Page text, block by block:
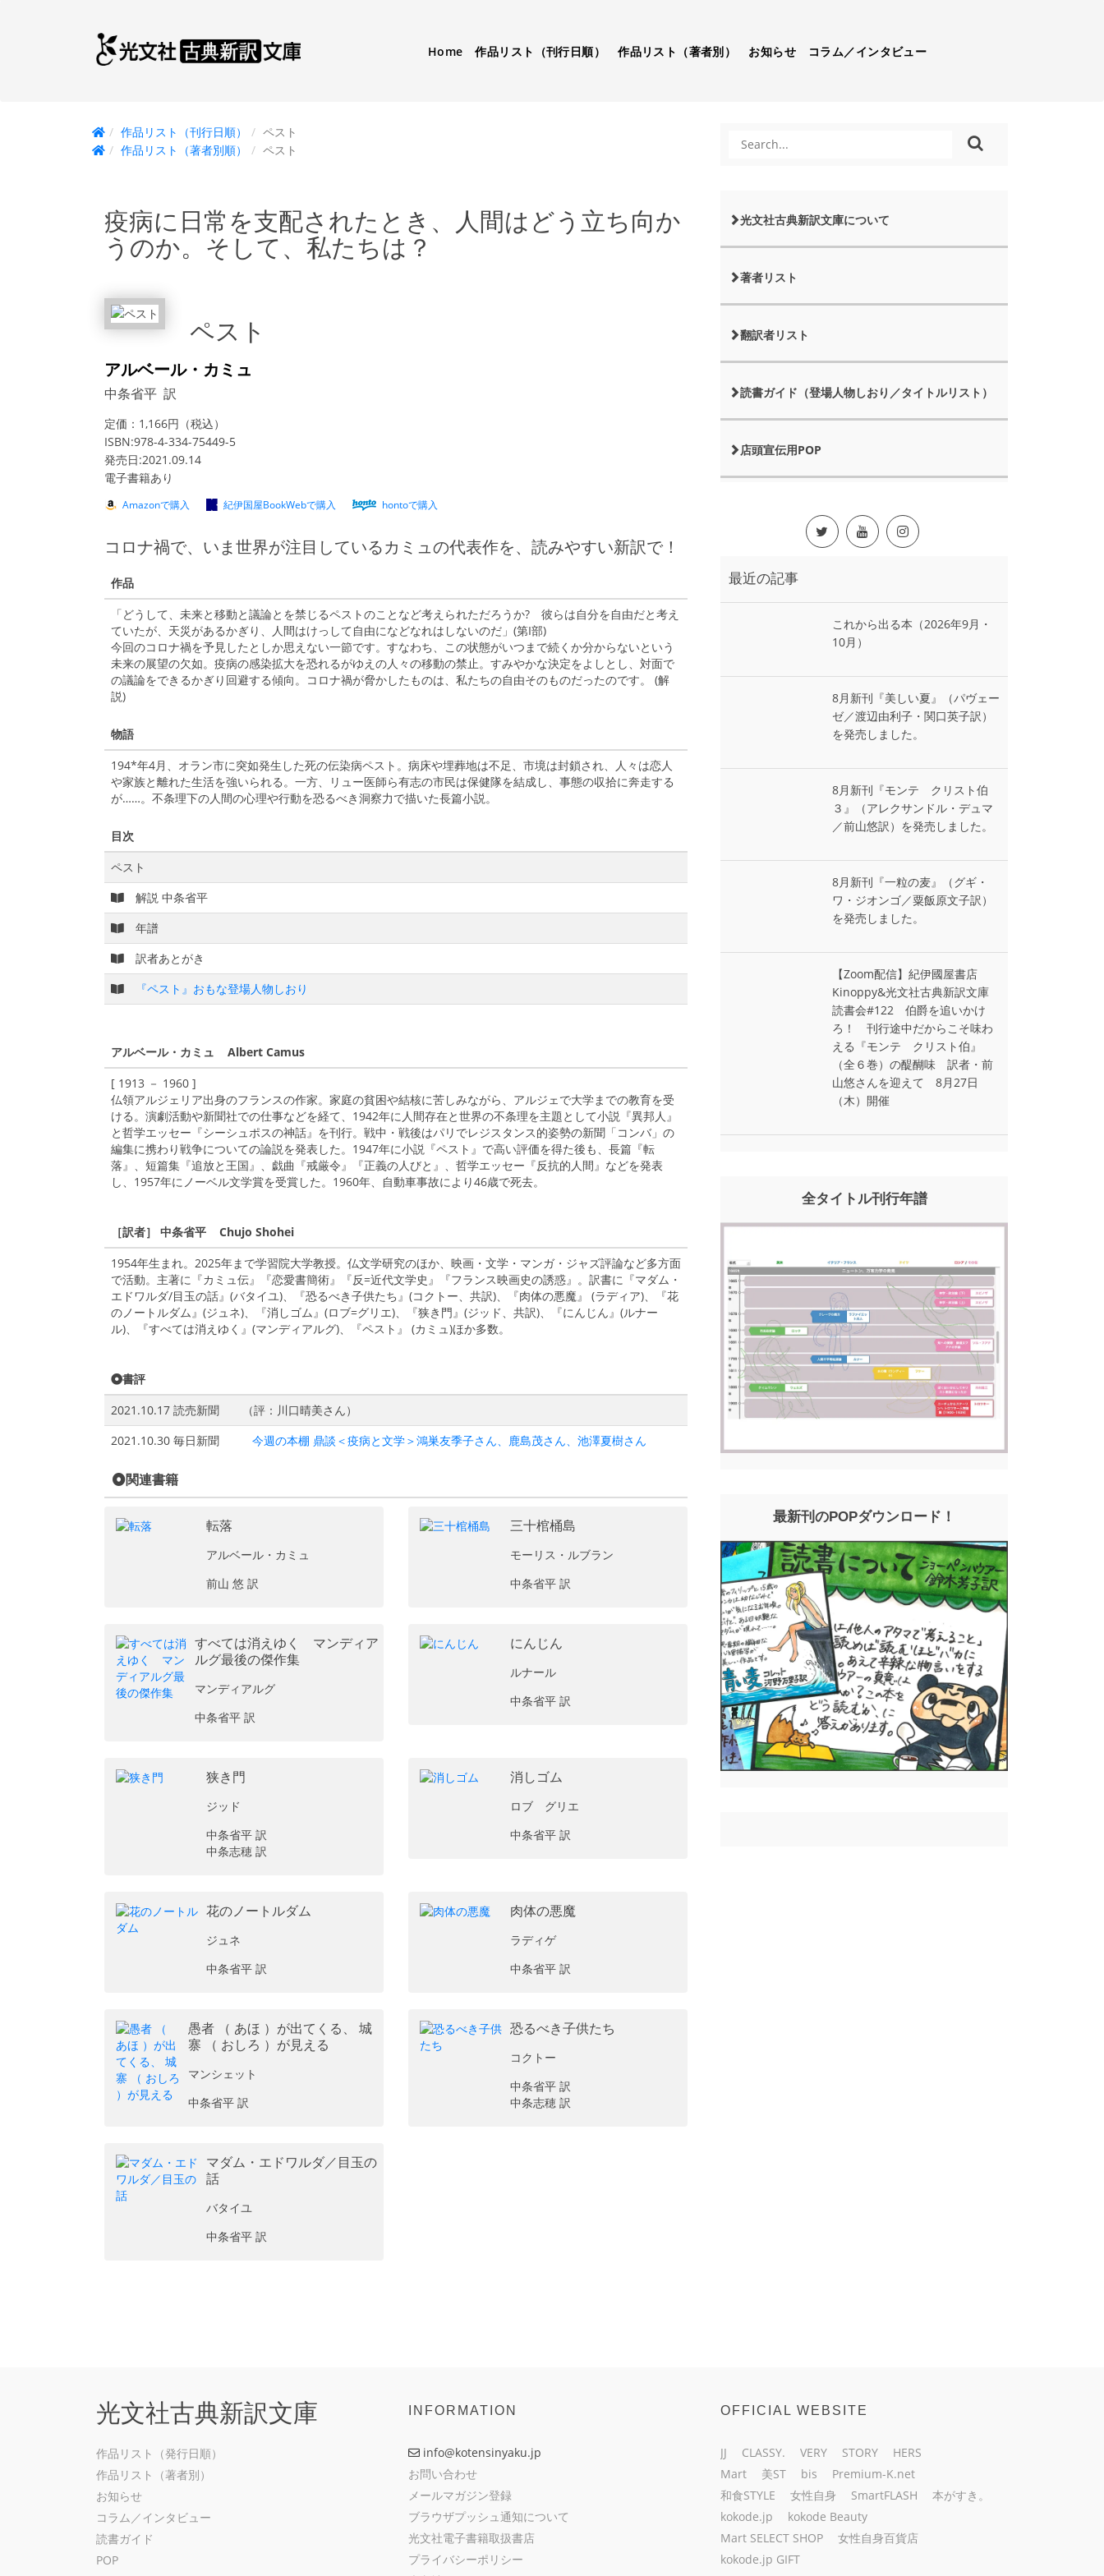
Home 作品リスト（刊行日順） 作品リスト（著者別） お知らせ コラム／インタビュー
作品リスト（刊行日順）
ペスト
作品リスト（著者別順）
ペスト
疫病に日常を支配されたとき、人間はどう立ち向か
うのか。そして、私たちは？
ペスト
アルベール・カミュ
中条省平 訳
定価：1,166円（税込）
ISBN:978-4-334-75449-5
発売日:2021.09.14
電子書籍あり
Amazonで購入 紀伊国屋BookWebで購入 hontoで購入
コロナ禍で、いま世界が注目しているカミュの代表作を、読みやすい新訳で！
作品
「どうして、未来と移動と議論とを禁じるペストのことなど考えられただろうか? 彼らは自分を自由だと考え
ていたが、天災があるかぎり、人間はけっして自由になどなれはしないのだ」(第I部)
今回のコロナ禍を予見したとしか思えない一節です。すなわち、この状態がいつまで続くか分からないという
未来の展望の欠如。疫病の感染拡大を恐れるがゆえの人々の移動の禁止。すみやかな決定をよしとし、対面で
の議論をできるかぎり回避する傾向。コロナ禍が脅かしたものは、私たちの自由そのものだったのです。 (解
説)
物語
194*年4月、オラン市に突如発生した死の伝染病ペスト。病床や埋葬地は不足、市境は封鎖され、人々は恋人
や家族と離れた生活を強いられる。一方、リュー医師ら有志の市民は保健隊を結成し、事態の収拾に奔走する
が……。不条理下の人間の心理や行動を恐るべき洞察力で描いた長篇小説。
目次
ペスト
解説 中条省平
年譜
訳者あとがき
『ペスト』おもな登場人物しおり
アルベール・カミュ Albert Camus
[ 1913 － 1960 ]
仏領アルジェリア出身のフランスの作家。家庭の貧困や結核に苦しみながら、アルジェで大学までの教育を受
ける。演劇活動や新聞社での仕事などを経て、1942年に人間存在と世界の不条理を主題として小説『異邦人』
と哲学エッセー『シーシュポスの神話』を刊行。戦中・戦後はパリでレジスタンス的姿勢の新聞「コンバ」の
編集に携わり戦争についての論説を発表した。1947年に小説『ペスト』で高い評価を得た後も、長篇『転
落』、短篇集『追放と王国』、戯曲『戒厳令』『正義の人びと』、哲学エッセー『反抗的人間』などを発表
し、1957年にノーベル文学賞を受賞した。1960年、自動車事故により46歳で死去。
［訳者］ 中条省平 Chujo Shohei
1954年生まれ。2025年まで学習院大学教授。仏文学研究のほか、映画・文学・マンガ・ジャズ評論など多方面
で活動。主著に『カミュ伝』『恋愛書簡術』『反=近代文学史』『フランス映画史の誘惑』。訳書に『マダム・
エドワルダ/目玉の話』(バタイユ)、『恐るべき子供たち』(コクトー、共訳)、『肉体の悪魔』 (ラディア)、『花
のノートルダム』(ジュネ)、『消しゴム』(ロブ=グリエ)、『狭き門』(ジッド、共訳)、『にんじん』(ルナー
ル)、『すべては消えゆく』(マンディアルグ)、『ペスト』 (カミュ)ほか多数。
書評
2021.10.17 読売新聞
（評：川口晴美さん）
2021.10.30 毎日新聞
今週の本棚 鼎談＜疫病と文学＞鴻巣友季子さん、鹿島茂さん、池澤夏樹さん
関連書籍
転落
アルベール・カミュ
前山 悠 訳
三十棺桶島
モーリス・ルブラン
中条省平 訳
すべては消えゆく マンディア
ルグ最後の傑作集
マンディアルグ
中条省平 訳
にんじん
ルナール
中条省平 訳
狭き門
ジッド
中条省平 訳
中条志穂 訳
消しゴム
ロブ゠グリエ
中条省平 訳
花のノートルダム
ジュネ
中条省平 訳
肉体の悪魔
ラディゲ
中条省平 訳
愚者 （ あほ ）が出てくる、 城
寨 （ おしろ ）が見える
マンシェット
中条省平 訳
恐るべき子供たち
コクトー
中条省平 訳
中条志穂 訳
マダム・エドワルダ／目玉の
話
バタイユ
中条省平 訳
光文社古典新訳文庫について
著者リスト
翻訳者リスト
読書ガイド（登場人物しおり／タイトルリスト）
店頭宣伝用POP
最近の記事
これから出る本（2026年9月・
10月）
8月新刊『美しい夏』（パヴェー
ゼ／渡辺由利子・関口英子訳）
を発売しました。
8月新刊『モンテ゠クリスト伯
３』（アレクサンドル・デュマ
／前山悠訳）を発売しました。
8月新刊『一粒の麦』（グギ・
ワ・ジオンゴ／粟飯原文子訳）
を発売しました。
【Zoom配信】紀伊國屋書店
Kinoppy&光文社古典新訳文庫
読書会#122 伯爵を追いかけ
ろ！ 刊行途中だからこそ味わ
える『モンテ゠クリスト伯』
（全６巻）の醍醐味 訳者・前
山悠さんを迎えて 8月27日
（木）開催
全タイトル刊行年譜
最新刊のPOPダウンロード！
光文社古典新訳文庫
作品リスト（発行日順）
作品リスト（著者別）
お知らせ
コラム／インタビュー
読書ガイド
POP
INFORMATION
info@kotensinyaku.jp
お問い合わせ
メールマガジン登録
ブラウザプッシュ通知について
光文社電子書籍取扱書店
プライバシーポリシー
OFFICIAL WEBSITE
JJ CLASSY. VERY STORY
HERS
Mart
美ST bis
Premium-K.net
和食STYLE
女性自身 SmartFLASH
本がすき。
kokode.jp
kokode Beauty
Mart SELECT SHOP
女性自身百貨店
kokode.jp GIFT